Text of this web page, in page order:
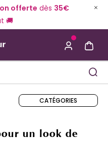
offerte dès 35€
🚚
CATÉGORIES
un look de